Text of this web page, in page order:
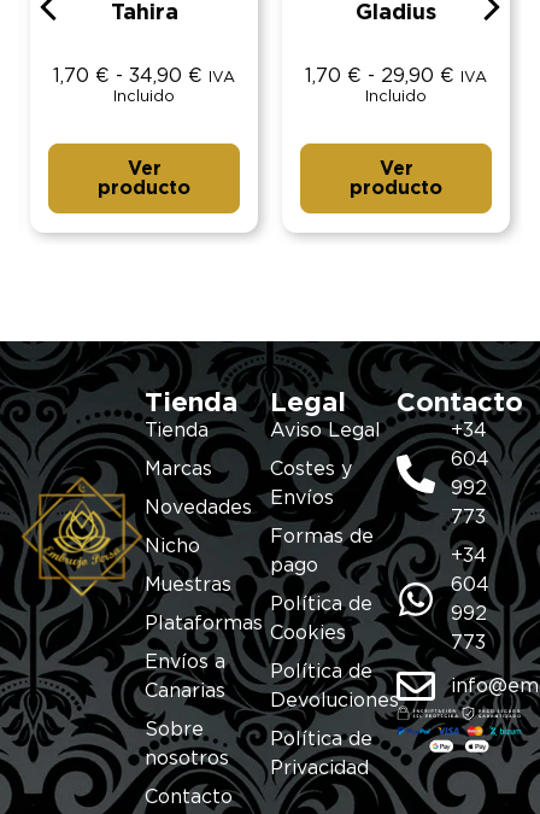
Tahira
1,70 € - 34,90 €
IVA
Incluido
Ver
producto
Gladius
1,70 € - 29,90 €
IVA
Incluido
Ver
producto
Tienda
Tienda
Marcas
Novedades
Nicho
Muestras
Plataformas
Envíos a
Canarias
Sobre
nosotros
Contacto
Legal
Aviso Legal
Costes y
Envíos
Formas de
pago
Política de
Cookies
Política de
Devoluciones
Política de
Privacidad
Contacto
+34
604
992
773
+34
604
992
773